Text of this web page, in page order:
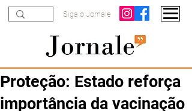
Siga o Jornale
Proteção: Estado reforça
importância da vacinação